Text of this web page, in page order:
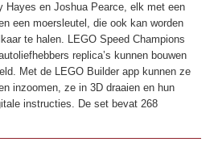
Hayes en Joshua Pearce, elk met een
een moersleutel, die ook kan worden
te halen. LEGO Speed Champions
replica’s kunnen bouwen
Met de LEGO Builder app kunnen ze
inzoomen, ze in 3D draaien en hun
instructies. De set bevat 268